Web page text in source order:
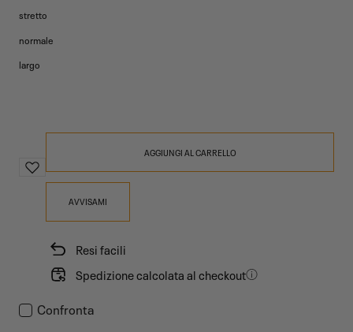
stretto
normale
largo
AGGIUNGI AL CARRELLO
AVVISAMI
Resi facili
Spedizione calcolata al checkout
Confronta